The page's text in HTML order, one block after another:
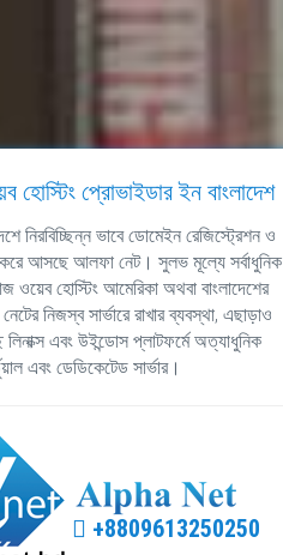
হোস্টিং প্রোভাইডার ইন বাংলাদেশ
নিরবিচ্ছিন্ন ভাবে ডোমেইন রেজিস্ট্রেশন ও
করে আসছে আলফা নেট। সুলভ মূল্যে সর্বাধুনিক
ওয়েব হোস্টিং আমেরিকা অথবা বাংলাদেশের
নিজস্ব সার্ভারে রাখার ব্যবস্থা, এছাড়াও
এবং উইন্ডোস প্লাটফর্মে অত্যাধুনিক
এবং ডেডিকেটেড সার্ভার।
+8809613250250